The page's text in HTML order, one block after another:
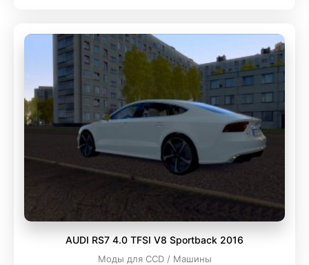
AUDI RS7 4.0 TFSI V8 Sportback 2016
Моды для CCD / Машины